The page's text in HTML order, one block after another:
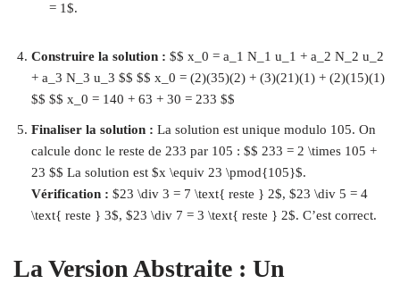
= 1$.
Construire la solution : $$ x_0 = a_1 N_1 u_1 + a_2 N_2 u_2
+ a_3 N_3 u_3 $$ $$ x_0 = (2)(35)(2) + (3)(21)(1) + (2)(15)(1)
$$ $$ x_0 = 140 + 63 + 30 = 233 $$
Finaliser la solution : La solution est unique modulo 105. On
calcule donc le reste de 233 par 105 : $$ 233 = 2 \times 105 +
23 $$ La solution est $x \equiv 23 \pmod{105}$.
Vérification : $23 \div 3 = 7 \text{ reste } 2$, $23 \div 5 = 4
\text{ reste } 3$, $23 \div 7 = 3 \text{ reste } 2$. C’est correct.
La Version Abstraite : Un